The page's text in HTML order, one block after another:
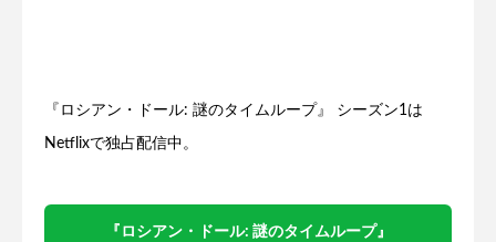
『ロシアン・ドール: 謎のタイムループ』 シーズン1は
Netflixで独占配信中。
『ロシアン・ドール: 謎のタイムループ』